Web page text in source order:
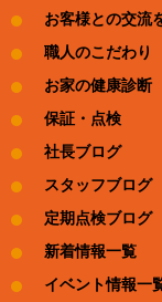
お客様との交流
職人のこだわり
お家の健康診断
保証・点検
社長ブログ
スタッフブログ
定期点検ブログ
新着情報一覧
イベント情報一